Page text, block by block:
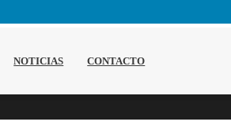
NOTICIAS CONTACTO